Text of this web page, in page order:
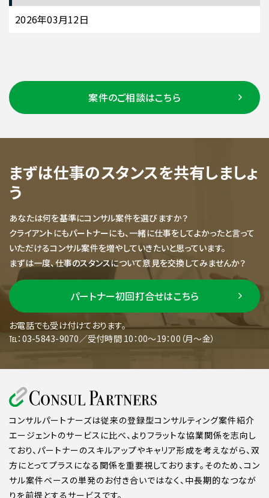
2026年03月12日
案件のご相談はこちら
まずは仕事のスタンスを共有しましょ
う
あなたは何を基準にコンサル案件を選びますか？
クライアントにもパートナーにも、一緒に仕事をしてよかったと言って
いただけるコンサル案件を増やしていきたいと思っています。
まずは一度、仕事のスタンスについて意見を交換してみませんか？
パートナー初回打合せはこちら
お電話でも受け付けております。
℡：03-5843-9070／受付時間 10：00～19：00（月～金）
コンサルパートナーズは従来の登録型コンサルティング案件紹介
エージェントのサービスに比べ、よりフラットな協業関係を志向し
ており、パートナーのスキルアップやキャリア形成を考えながら、双
方にとってプラスになる関係を重要視しております。そのため、コン
サル案件ベースの単発のお付き合いではなく、中長期的なつなが
りを前提とするサービスです。